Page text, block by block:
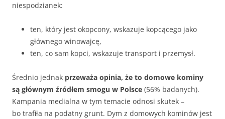
niespodzianek:
ten, który jest okopcony, wskazuje kopcącego jako
głównego winowajcę,
ten, co sam kopci, wskazuje transport i przemysł.
Średnio jednak przeważa opinia, że to domowe kominy
są głównym źródłem smogu w Polsce (56% badanych).
Kampania medialna w tym temacie odnosi skutek –
bo trafiła na podatny grunt. Dym z domowych kominów jest